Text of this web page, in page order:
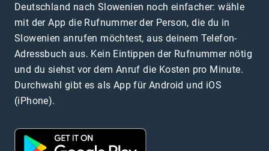
Deutschland nach Slowenien noch einfacher: wähle
mit der App die Rufnummer der Person, die du in
Slowenien anrufen möchtest, aus deinem Telefon-
Adressbuch aus. Kein Eintippen der Rufnummer nötig
und du siehst vor dem Anruf die Kosten pro Minute.
Durchwahl gibt es als App für Android und iOS
(iPhone).